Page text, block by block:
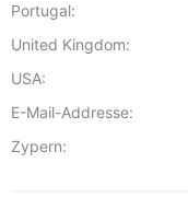
Portugal:
United Kingdom:
USA:
E-Mail-Addresse:
Zypern: